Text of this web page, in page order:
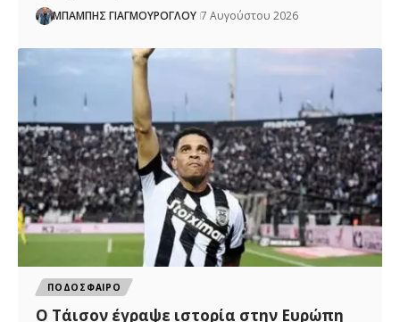
ΜΠΑΜΠΗΣ ΓΙΑΓΜΟΥΡΟΓΛΟΥ 7 Αυγούστου 2026
ΠΟΔΟΣΦΑΙΡΟ
Ο Τάισον έγραψε ιστορία στην Ευρώπη